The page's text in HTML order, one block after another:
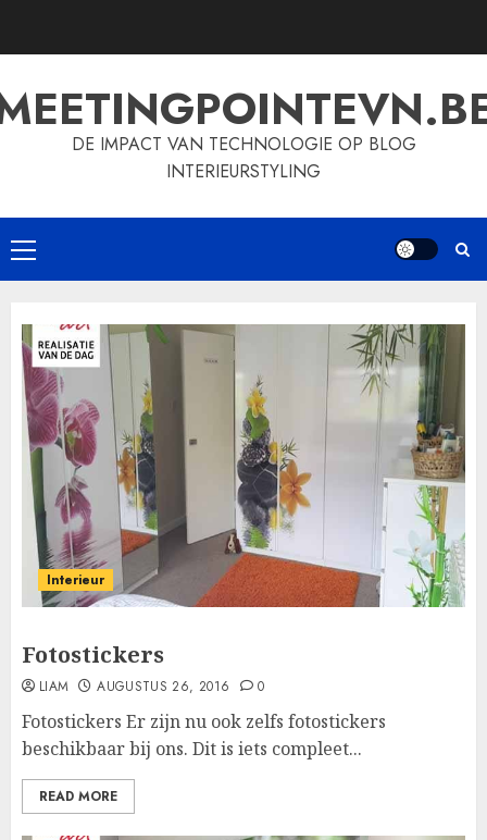
DE IMPACT VAN TECHNOLOGIE OP BLOG
INTERIEURSTYLING
Primary
Menu
Interieur
Fotostickers
LIAM AUGUSTUS 26, 2016 0
Fotostickers Er zijn nu ook zelfs fotostickers
beschikbaar bij ons. Dit is iets compleet...
READ MORE